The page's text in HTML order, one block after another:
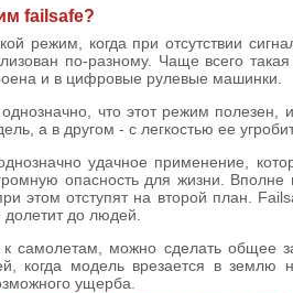
failsafe?
режим, когда при отсутствии
по-разному. Чаще всего
и в цифровые рулевые машинки.
однозначно, что этот режим
а в другом - с легкостью ее
удачное применение,
опасность для жизни.
этом отступят на второй план.
долетит до людей.
к самолетам, можно сделать общее
когда модель врезается в
ущерба.